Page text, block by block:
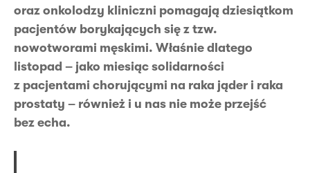
oraz onkolodzy kliniczni pomagają dziesiątkom
pacjentów borykających się z tzw.
nowotworami męskimi. Właśnie dlatego
listopad – jako miesiąc solidarności
z pacjentami chorującymi na raka jąder i raka
prostaty – również i u nas nie może przejść
bez echa.